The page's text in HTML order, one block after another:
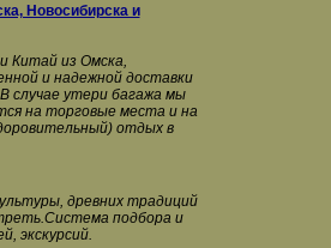
Новосибирска и
Китай из Омска,
и надежной доставки
случае утери багажа мы
на торговые места и на
отдых в
древних традиций
подбора и
экскурсий.